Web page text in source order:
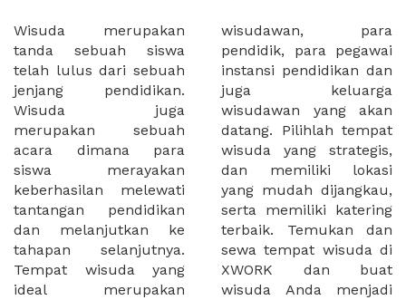
Wisuda merupakan
tanda sebuah siswa
telah lulus dari sebuah
jenjang pendidikan.
Wisuda juga
merupakan sebuah
acara dimana para
siswa merayakan
keberhasilan melewati
tantangan pendidikan
dan melanjutkan ke
tahapan selanjutnya.
Tempat wisuda yang
ideal merupakan
wisudawan, para
pendidik, para pegawai
instansi pendidikan dan
juga keluarga
wisudawan yang akan
datang. Pilihlah tempat
wisuda yang strategis,
dan memiliki lokasi
yang mudah dijangkau,
serta memiliki katering
terbaik. Temukan dan
sewa tempat wisuda di
XWORK dan buat
wisuda Anda menjadi